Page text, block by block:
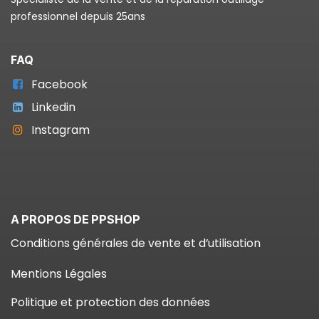
professionnel depuis 25ans
FAQ
Facebook
Linkedin
Instagram
A PROPOS DE PPSHOP
Conditions générales de vente et d’utilisation
Mentions Légales
Politique et protection des données